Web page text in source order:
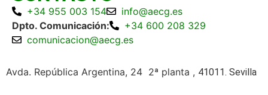
+34 955 003 154
info@aecg.es
Dpto. Comunicación:
+34 600 208 329
comunicacion@aecg.es
Avda. República Argentina, 24 2ª planta , 41011. Sevilla